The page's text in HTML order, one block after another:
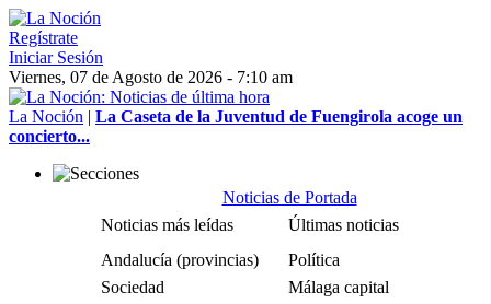
Regístrate
Iniciar Sesión
Viernes, 07 de Agosto de 2026 - 7:10 am
La Noción | La Caseta de la Juventud de Fuengirola acoge un
concierto...
Noticias de Portada
Noticias más leídas
Últimas noticias
Andalucía (provincias)
Política
Sociedad
Málaga capital